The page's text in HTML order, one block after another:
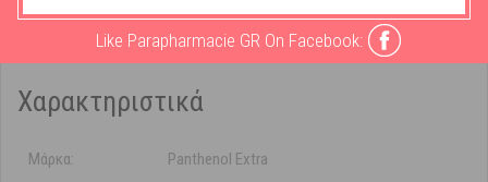
Χαρακτηριστικά
Μάρκα: Panthenol Extra
Like Parapharmacie GR On Facebook: